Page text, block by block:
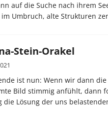
auf die Suche nach ihrem
im Umbruch, alte Strukturen
Stein-Orakel
ist nun: Wenn wir dann
Bild stimmig anfühlt, dann
die Lösung der uns